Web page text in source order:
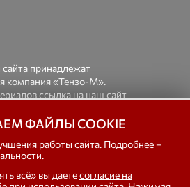
принадлежат
компания «Тензо-М».
ссылка на наш сайт
компания «Тензо-М» —
вагонные, бункерные,
дозаторы для фасовки,
ФАЙЛЫ COOKIE
работы сайта. Подробнее –
.
всё» вы даетесогласие на